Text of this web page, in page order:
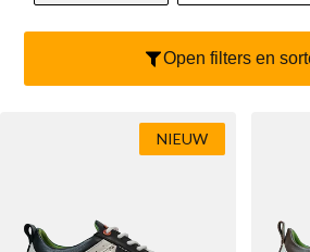
Sneakers laag
Handgestikte mocassins
Vegan
NIEUW
Open filters en